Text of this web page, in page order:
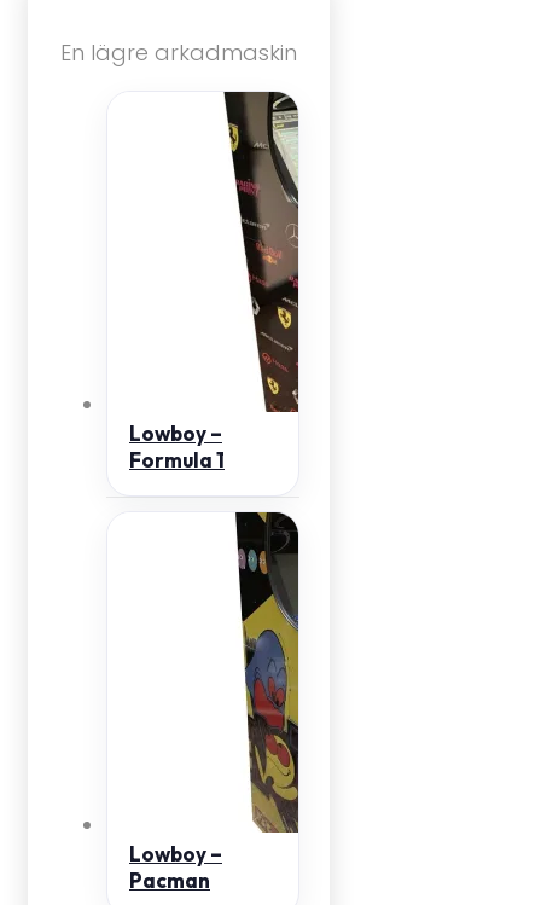
En lägre arkadmaskin
Lowboy –
Formula 1
Lowboy –
Pacman